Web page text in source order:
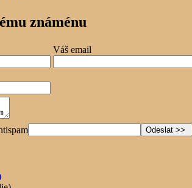
známénu
Váš email